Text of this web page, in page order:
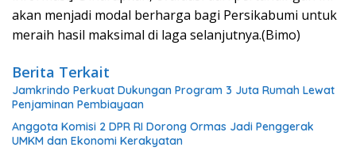
akan menjadi modal berharga bagi Persikabumi untuk
meraih hasil maksimal di laga selanjutnya.(Bimo)
Berita Terkait
Jamkrindo Perkuat Dukungan Program 3 Juta Rumah Lewat
Penjaminan Pembiayaan
Anggota Komisi 2 DPR RI Dorong Ormas Jadi Penggerak
UMKM dan Ekonomi Kerakyatan